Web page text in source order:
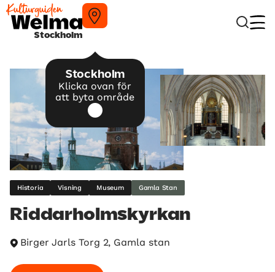
Stockholm
Stockholm
Klicka ovan för
att byta område
Historia Visning Museum Gamla Stan
Riddarholmskyrkan
Birger Jarls Torg 2, Gamla stan